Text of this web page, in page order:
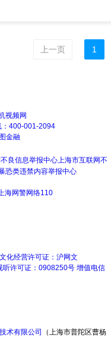
上一页 1
视频网
：400-001-2094
金融
上海市互联网不
恐类违禁内容举报中心
海网警网络110
化经营许可证：沪网文
听许可证：0908250号 增值电信
术有限公司
（上海市普陀区曹杨